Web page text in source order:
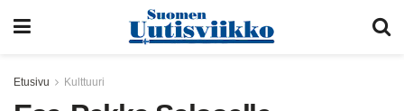
Etusivu Kulttuuri